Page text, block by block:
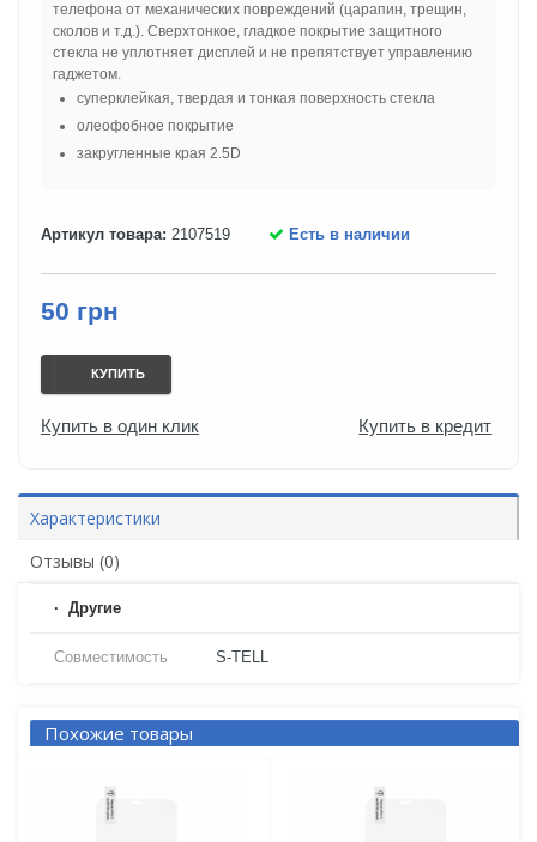
телефона от механических повреждений (царапин, трещин,
сколов и т.д.). Сверхтонкое, гладкое покрытие защитного
стекла не уплотняет дисплей и не препятствует управлению
гаджетом.
суперклейкая, твердая и тонкая поверхность стекла
олеофобное покрытие
закругленные края 2.5D
Артикул товара: 2107519 Есть в наличии
50 грн
КУПИТЬ
Купить в один клик Купить в кредит
Характеристики
Отзывы (0)
Другие
Совместимость S-TELL
Похожие товары